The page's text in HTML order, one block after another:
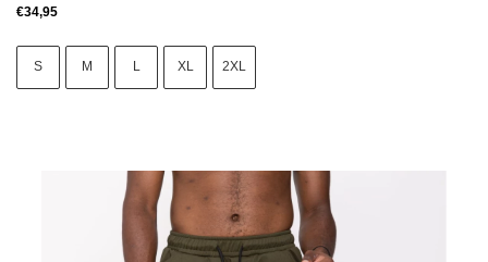
€34,95
S M L XL 2XL